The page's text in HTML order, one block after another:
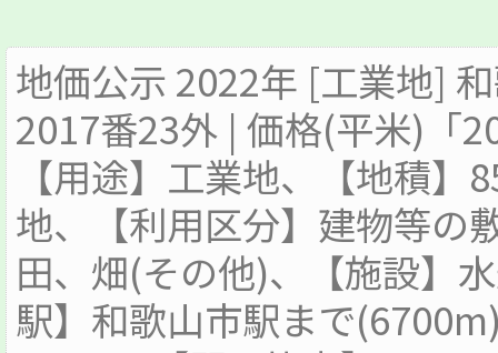
地価公示 2022年 [工業地]
2017番23外 | 価格(平米)「
【用途】工業地、【地積
地、【利用区分】建物等の
田、畑(その他)、【施設】
駅】和歌山市駅まで